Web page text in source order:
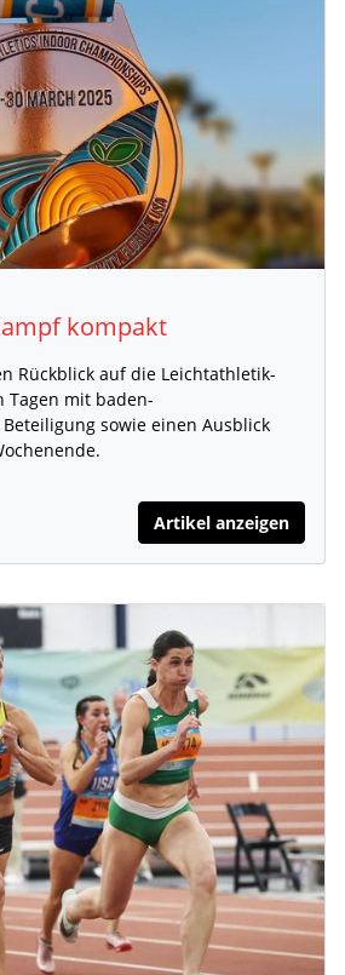
kompakt
Rückblick auf die Leichtathletik-
Tagen mit baden-
sowie einen Ausblick
Artikel anzeigen